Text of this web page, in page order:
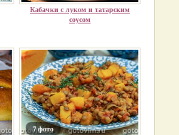
Кабачки с луком и татарским
соусом
7 фото